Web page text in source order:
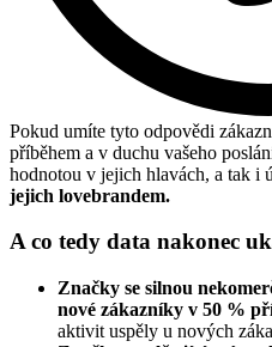
Pokud umíte tyto odpovědi
příběhem a v duchu vašeho
hodnotou v jejich hlavách, a tak i
jejich lovebrandem.
A co tedy data nakonec
Značky se silnou
nové zákazníky v 50 %
aktivit uspěly u nových